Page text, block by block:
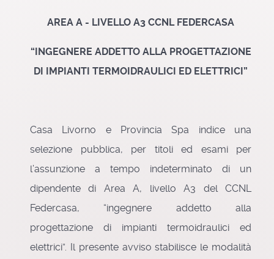
AREA A - LIVELLO A3 CCNL FEDERCASA
“INGEGNERE ADDETTO ALLA PROGETTAZIONE
DI IMPIANTI TERMOIDRAULICI ED ELETTRICI”
Casa Livorno e Provincia Spa indice una
selezione pubblica, per titoli ed esami per
l’assunzione a tempo indeterminato di un
dipendente di Area A, livello A3 del CCNL
Federcasa, “ingegnere addetto alla
progettazione di impianti termoidraulici ed
elettrici”. Il presente avviso stabilisce le modalità